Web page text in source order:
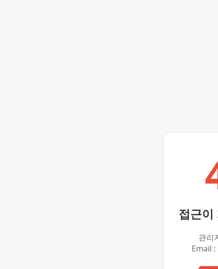
접근이
관리
Email